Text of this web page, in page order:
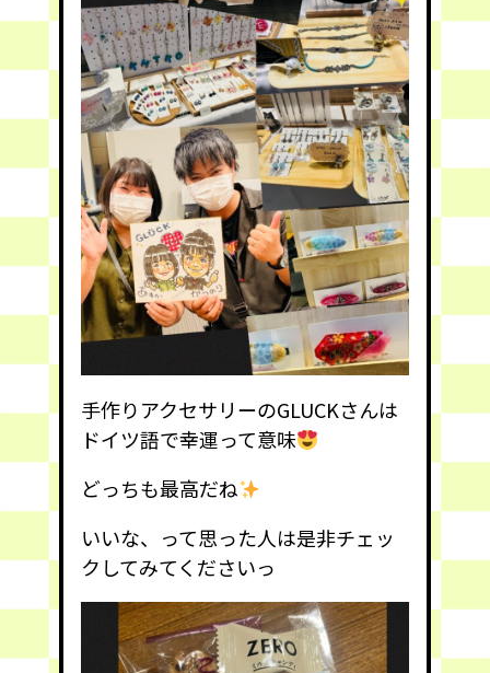
手作りアクセサリーのGLUCKさんは
ドイツ語で幸運って意味
どっちも最高だね
いいな、って思った人は是非チェッ
クしてみてくださいっ